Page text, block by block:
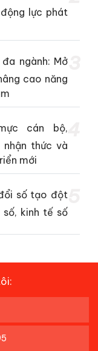
lực phát
ngành: Mở
cao năng
cán bộ,
nhận thức và
mới
số tạo đột
số, kinh tế số